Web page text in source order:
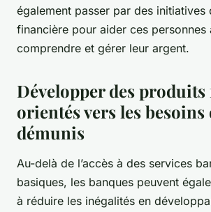
également passer par des initiatives
financière pour aider ces personnes
comprendre et gérer leur argent.
Développer des
orientés vers les besoins
démunis
Au-delà de l’accès à des services
basiques, les banques peuvent
à réduire les inégalités en